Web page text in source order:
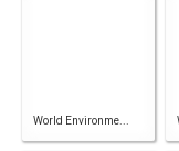
World Environme...